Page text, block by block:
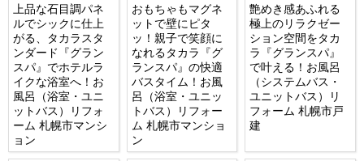
上品な石目調パネ
ルでシックに仕上
がる、タカラスタ
ンダード『グラン
スパ』でホテルラ
イクな浴室へ！お
風呂（浴室・ユニ
ットバス）リフォ
ーム 札幌市マンシ
ョン
おもちゃもマグネ
ットで壁にピタ
ッ！親子で笑顔に
なれるタカラ『グ
ランスパ』の快適
バスタイム！お風
呂（浴室・ユニッ
トバス）リフォー
ム 札幌市マンショ
ン
艶めき感あふれる
極上のリラクゼー
ション空間をタカ
ラ『グランスパ』
で叶える！お風呂
（システムバス・
ユニットバス）リ
フォーム 札幌市戸
建